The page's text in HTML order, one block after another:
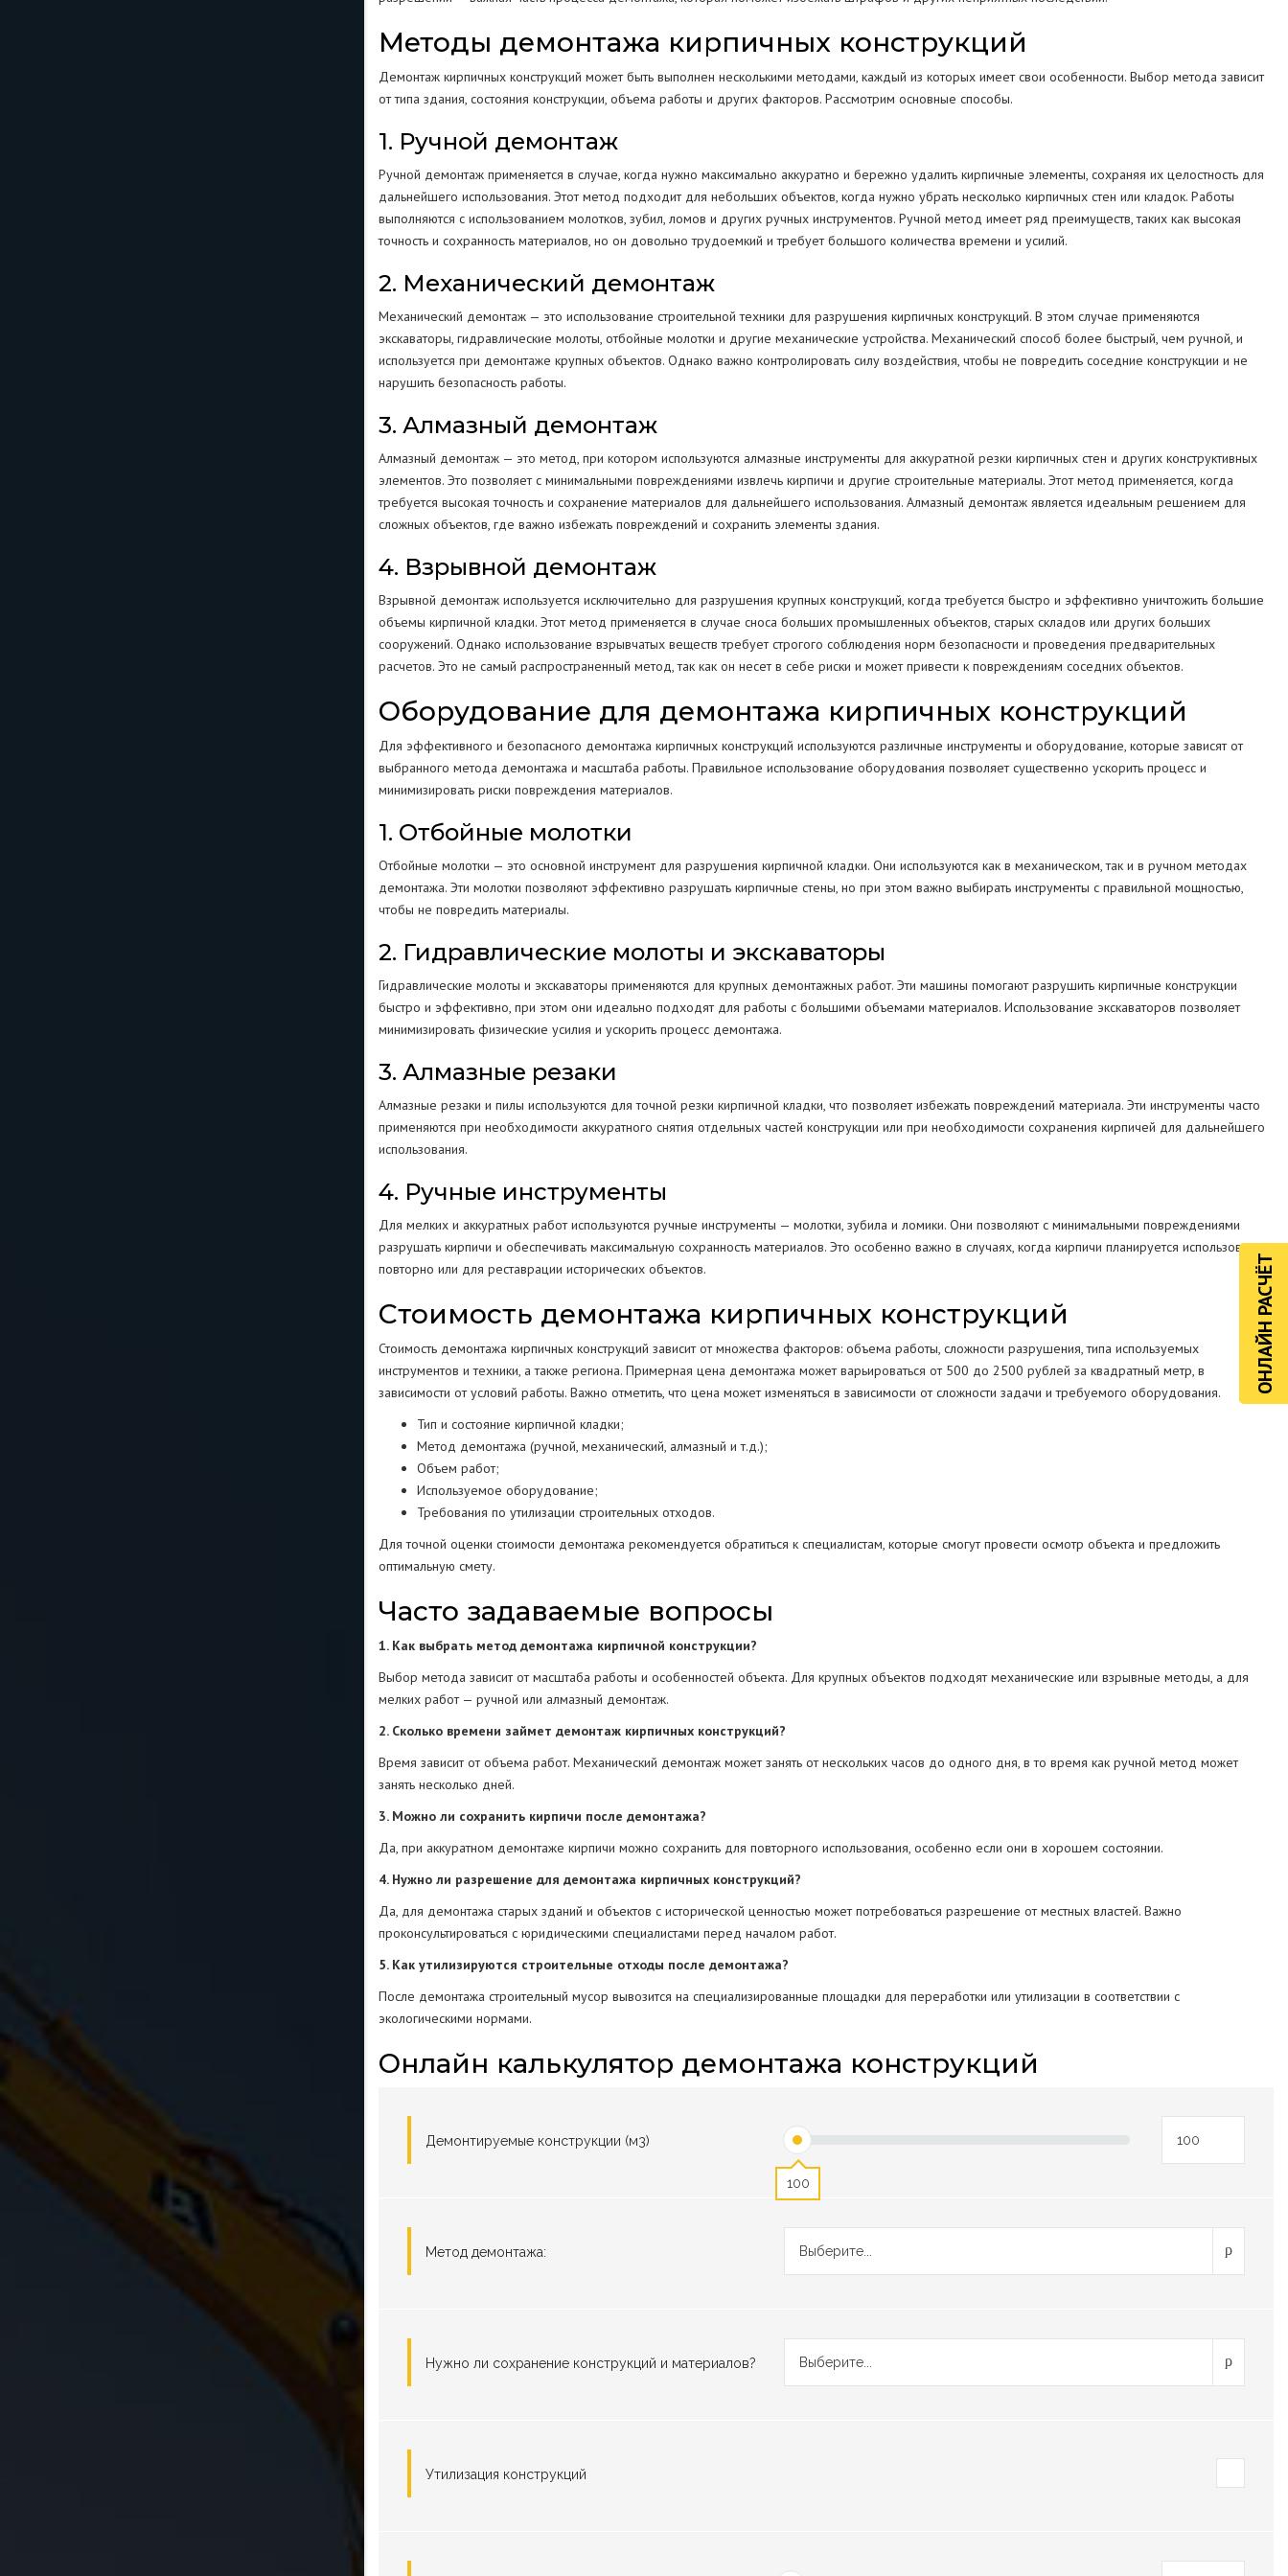
ОНЛАЙН РАСЧЁТ
Методы демонтажа кирпичных конструкций
Демонтаж кирпичных конструкций может быть выполнен несколькими методами, каждый из которых имеет свои особенности. Выбор метода зависит
от типа здания, состояния конструкции, объема работы и других факторов. Рассмотрим основные способы.
1. Ручной демонтаж
Ручной демонтаж применяется в случае, когда нужно максимально аккуратно и бережно удалить кирпичные элементы, сохраняя их целостность для
дальнейшего использования. Этот метод подходит для небольших объектов, когда нужно убрать несколько кирпичных стен или кладок. Работы
выполняются с использованием молотков, зубил, ломов и других ручных инструментов. Ручной метод имеет ряд преимуществ, таких как высокая
точность и сохранность материалов, но он довольно трудоемкий и требует большого количества времени и усилий.
2. Механический демонтаж
Механический демонтаж — это использование строительной техники для разрушения кирпичных конструкций. В этом случае применяются
экскаваторы, гидравлические молоты, отбойные молотки и другие механические устройства. Механический способ более быстрый, чем ручной, и
используется при демонтаже крупных объектов. Однако важно контролировать силу воздействия, чтобы не повредить соседние конструкции и не
нарушить безопасность работы.
3. Алмазный демонтаж
Алмазный демонтаж — это метод, при котором используются алмазные инструменты для аккуратной резки кирпичных стен и других конструктивных
элементов. Это позволяет с минимальными повреждениями извлечь кирпичи и другие строительные материалы. Этот метод применяется, когда
требуется высокая точность и сохранение материалов для дальнейшего использования. Алмазный демонтаж является идеальным решением для
сложных объектов, где важно избежать повреждений и сохранить элементы здания.
4. Взрывной демонтаж
Взрывной демонтаж используется исключительно для разрушения крупных конструкций, когда требуется быстро и эффективно уничтожить большие
объемы кирпичной кладки. Этот метод применяется в случае сноса больших промышленных объектов, старых складов или других больших
сооружений. Однако использование взрывчатых веществ требует строгого соблюдения норм безопасности и проведения предварительных
расчетов. Это не самый распространенный метод, так как он несет в себе риски и может привести к повреждениям соседних объектов.
Оборудование для демонтажа кирпичных конструкций
Для эффективного и безопасного демонтажа кирпичных конструкций используются различные инструменты и оборудование, которые зависят от
выбранного метода демонтажа и масштаба работы. Правильное использование оборудования позволяет существенно ускорить процесс и
минимизировать риски повреждения материалов.
1. Отбойные молотки
Отбойные молотки — это основной инструмент для разрушения кирпичной кладки. Они используются как в механическом, так и в ручном методах
демонтажа. Эти молотки позволяют эффективно разрушать кирпичные стены, но при этом важно выбирать инструменты с правильной мощностью,
чтобы не повредить материалы.
2. Гидравлические молоты и экскаваторы
Гидравлические молоты и экскаваторы применяются для крупных демонтажных работ. Эти машины помогают разрушить кирпичные конструкции
быстро и эффективно, при этом они идеально подходят для работы с большими объемами материалов. Использование экскаваторов позволяет
минимизировать физические усилия и ускорить процесс демонтажа.
3. Алмазные резаки
Алмазные резаки и пилы используются для точной резки кирпичной кладки, что позволяет избежать повреждений материала. Эти инструменты часто
применяются при необходимости аккуратного снятия отдельных частей конструкции или при необходимости сохранения кирпичей для дальнейшего
использования.
4. Ручные инструменты
Для мелких и аккуратных работ используются ручные инструменты — молотки, зубила и ломики. Они позволяют с минимальными повреждениями
разрушать кирпичи и обеспечивать максимальную сохранность материалов. Это особенно важно в случаях, когда кирпичи планируется использовать
повторно или для реставрации исторических объектов.
Стоимость демонтажа кирпичных конструкций
Стоимость демонтажа кирпичных конструкций зависит от множества факторов: объема работы, сложности разрушения, типа используемых
инструментов и техники, а также региона. Примерная цена демонтажа может варьироваться от 500 до 2500 рублей за квадратный метр, в
зависимости от условий работы. Важно отметить, что цена может изменяться в зависимости от сложности задачи и требуемого оборудования.
Тип и состояние кирпичной кладки;
Метод демонтажа (ручной, механический, алмазный и т.д.);
Объем работ;
Используемое оборудование;
Требования по утилизации строительных отходов.
Для точной оценки стоимости демонтажа рекомендуется обратиться к специалистам, которые смогут провести осмотр объекта и предложить
оптимальную смету.
Часто задаваемые вопросы
1. Как выбрать метод демонтажа кирпичной конструкции?
Выбор метода зависит от масштаба работы и особенностей объекта. Для крупных объектов подходят механические или взрывные методы, а для
мелких работ — ручной или алмазный демонтаж.
2. Сколько времени займет демонтаж кирпичных конструкций?
Время зависит от объема работ. Механический демонтаж может занять от нескольких часов до одного дня, в то время как ручной метод может
занять несколько дней.
3. Можно ли сохранить кирпичи после демонтажа?
Да, при аккуратном демонтаже кирпичи можно сохранить для повторного использования, особенно если они в хорошем состоянии.
4. Нужно ли разрешение для демонтажа кирпичных конструкций?
Да, для демонтажа старых зданий и объектов с исторической ценностью может потребоваться разрешение от местных властей. Важно
проконсультироваться с юридическими специалистами перед началом работ.
5. Как утилизируются строительные отходы после демонтажа?
После демонтажа строительный мусор вывозится на специализированные площадки для переработки или утилизации в соответствии с
экологическими нормами.
Онлайн калькулятор демонтажа конструкций
Демонтируемые конструкции (м3)
100
Метод демонтажа: Выберите...
Нужно ли сохранение конструкций и материалов? Выберите...
Утилизация конструкций